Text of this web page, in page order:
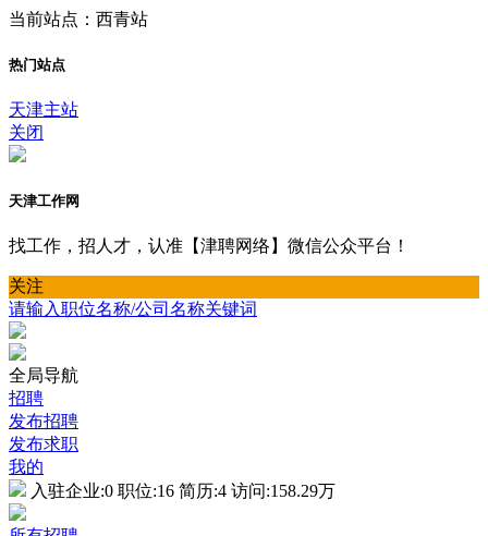
当前站点：西青站
热门站点
天津主站
关闭
天津工作网
找工作，招人才，认准【津聘网络】微信公众平台！
关注
请输入职位名称/公司名称关键词
全局导航
招聘
发布招聘
发布求职
我的
入驻企业:0 职位:16 简历:4 访问:158.29万